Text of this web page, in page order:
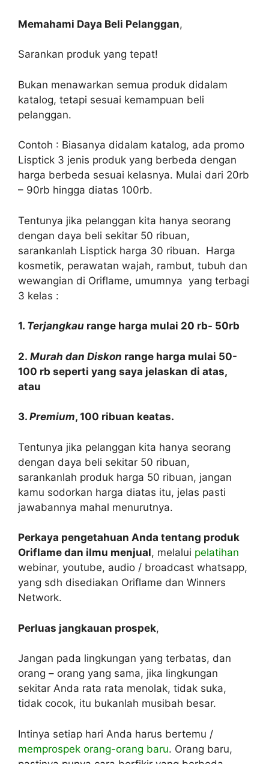
Memahami Daya Beli Pelanggan,
Sarankan produk yang tepat!
Bukan menawarkan semua produk didalam
katalog, tetapi sesuai kemampuan beli
pelanggan.
Contoh : Biasanya didalam katalog, ada promo
Lisptick 3 jenis produk yang berbeda dengan
harga berbeda sesuai kelasnya. Mulai dari 20rb
– 90rb hingga diatas 100rb.
Tentunya jika pelanggan kita hanya seorang
dengan daya beli sekitar 50 ribuan,
sarankanlah Lisptick harga 30 ribuan. Harga
kosmetik, perawatan wajah, rambut, tubuh dan
wewangian di Oriflame, umumnya yang terbagi
3 kelas :
1. Terjangkau range harga mulai 20 rb- 50rb
2. Murah dan Diskon range harga mulai 50-
100 rb seperti yang saya jelaskan di atas,
atau
3. Premium, 100 ribuan keatas.
Tentunya jika pelanggan kita hanya seorang
dengan daya beli sekitar 50 ribuan,
sarankanlah produk harga 50 ribuan, jangan
kamu sodorkan harga diatas itu, jelas pasti
jawabannya mahal menurutnya.
Perkaya pengetahuan Anda tentang produk
Oriflame dan ilmu menjual, melalui pelatihan
webinar, youtube, audio / broadcast whatsapp,
yang sdh disediakan Oriflame dan Winners
Network.
Perluas jangkauan prospek,
Jangan pada lingkungan yang terbatas, ‎dan
orang – orang yang sama, jika lingkungan
sekitar Anda rata rata menolak, tidak suka,
tidak cocok, itu bukanlah musibah besar.
Intinya setiap hari Anda harus bertemu /
memprospek orang-orang baru. Orang baru,